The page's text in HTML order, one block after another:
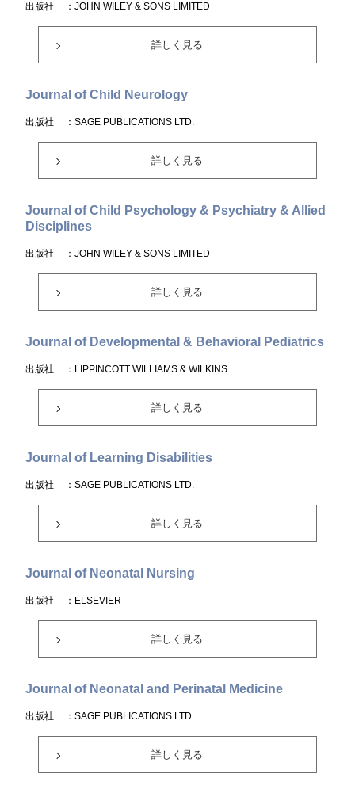
出版社 ：JOHN WILEY & SONS LIMITED
詳しく見る
Journal of Child Neurology
出版社 ：SAGE PUBLICATIONS LTD.
詳しく見る
Journal of Child Psychology & Psychiatry & Allied
Disciplines
出版社 ：JOHN WILEY & SONS LIMITED
詳しく見る
Journal of Developmental & Behavioral Pediatrics
出版社 ：LIPPINCOTT WILLIAMS & WILKINS
詳しく見る
Journal of Learning Disabilities
出版社 ：SAGE PUBLICATIONS LTD.
詳しく見る
Journal of Neonatal Nursing
出版社 ：ELSEVIER
詳しく見る
Journal of Neonatal and Perinatal Medicine
出版社 ：SAGE PUBLICATIONS LTD.
詳しく見る